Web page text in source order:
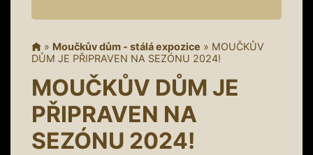
» Moučkův dům - stálá expozice » MOUČKŮV
DŮM JE PŘIPRAVEN NA SEZÓNU 2024!
MOUČKŮV DŮM JE
PŘIPRAVEN NA
SEZÓNU 2024!